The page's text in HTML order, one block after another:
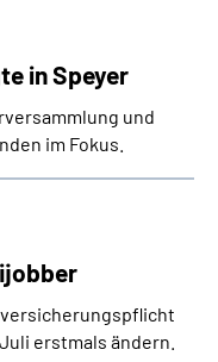
in Speyer
und
im Fokus.
erstmals ändern.